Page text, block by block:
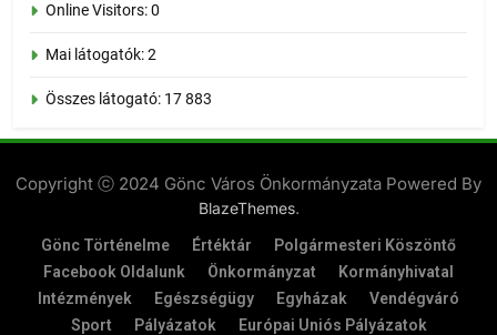
Online Visitors:0
Mai látogatók:2
Összes látogató: 17 883
Copyright ⓒ 2024 Gönc Város Önkormányzata Powered By
BlazeThemes.
Gönc Történelme Értéktár
Polgármesteri Köszöntő
Facebook Oldalunk
Önkormányzat
Kormányhivatal
Intézmények
Egészségügy Egyházak
Vendégváró
Sport
Pályázatok Európai Uniós Pályázatok